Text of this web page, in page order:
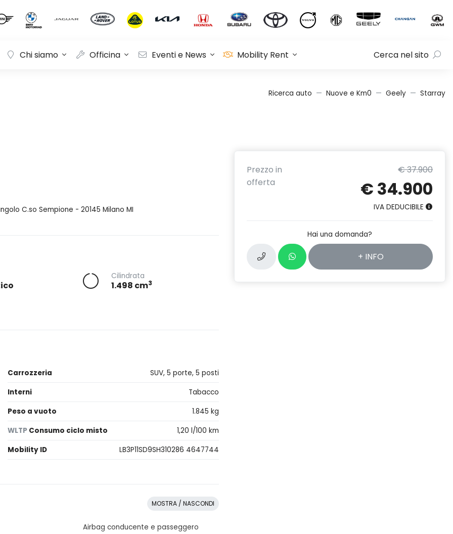
Chi siamo Officina Eventi e News Mobility Rent Cerca nel sito
Ricerca auto Nuove e Km0 Geely Starray
C.so Sempione - 20145 Milano MI
Cilindrata
1.498 cm3
Carrozzeria
SUV, 5 porte, 5 posti
Interni
Tabacco
Peso a vuoto
1.845 kg
WLTP Consumo ciclo misto
1,20 l/100 km
Mobility ID LB3P11SD9SH310286 4647744
MOSTRA / NASCONDI
Airbag conducente e passeggero
Prezzo in
offerta
€ 37.900
€ 34.900
IVA DEDUCIBILE
Hai una domanda?
+ INFO